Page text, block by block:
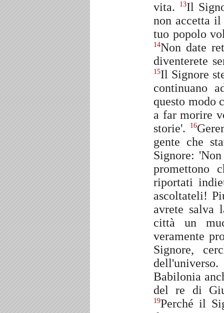
vita.
13Il
non accetta
tuo popolo
14Non date
diventerete
15Il Signore
continuano
questo modo
a far morire
storie'.
16
gente che
Signore:
promettono
riportati
ascoltateli!
avrete salva
città un
veramente
Signore,
Babilonia
del re di
19Perché il